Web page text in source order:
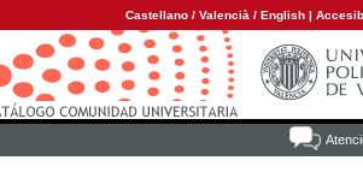
Castellano / Valencià / English |